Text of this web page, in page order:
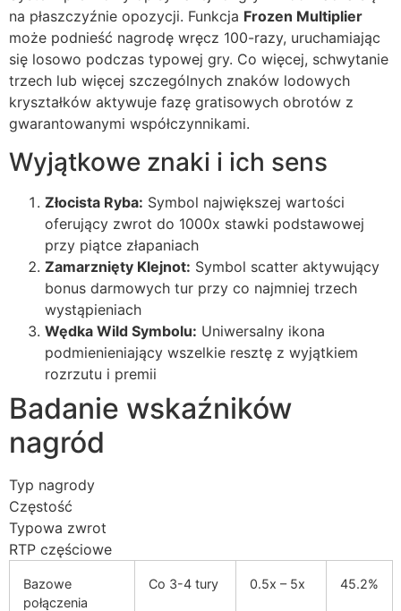
na płaszczyźnie opozycji. Funkcja Frozen Multiplier
może podnieść nagrodę wręcz 100-razy, uruchamiając
się losowo podczas typowej gry. Co więcej, schwytanie
trzech lub więcej szczególnych znaków lodowych
kryształków aktywuje fazę gratisowych obrotów z
gwarantowanymi współczynnikami.
Wyjątkowe znaki i ich sens
Złocista Ryba: Symbol największej wartości
oferujący zwrot do 1000x stawki podstawowej
przy piątce złapaniach
Zamarznięty Klejnot: Symbol scatter aktywujący
bonus darmowych tur przy co najmniej trzech
wystąpieniach
Wędka Wild Symbolu: Uniwersalny ikona
podmienieniający wszelkie resztę z wyjątkiem
rozrzutu i premii
Badanie wskaźników
nagród
Typ nagrody
Częstość
Typowa zwrot
RTP częściowe
Bazowe
połączenia
Co 3-4 tury 0.5x – 5x 45.2%